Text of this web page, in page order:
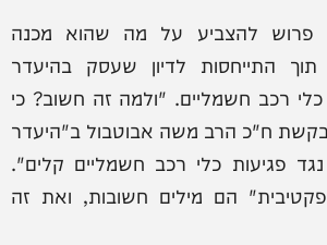
פרוש להצביע על מה שהוא מכנה
התייחסות לדיון שעסק בהיעדר
רכב חשמליים. "ולמה זה חשוב? כי
ח"כ הרב משה אבוטבול ב"היעדר
פגיעות כלי רכב חשמליים קלים".
הם מילים חשובות, ואת זה